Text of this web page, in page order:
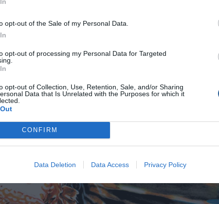
opt-out of the Sale of my Personal Data.
opt-out of processing my Personal Data for Targeted
opt-out of Collection, Use, Retention, Sale, and/or Sharing
Data that Is Unrelated with the Purposes for which it
CONFIRM
Data Deletion Data Access Privacy Policy
ντε Λεσέψ, αρχιτέκτονα και υπεύθυνου του έργου της